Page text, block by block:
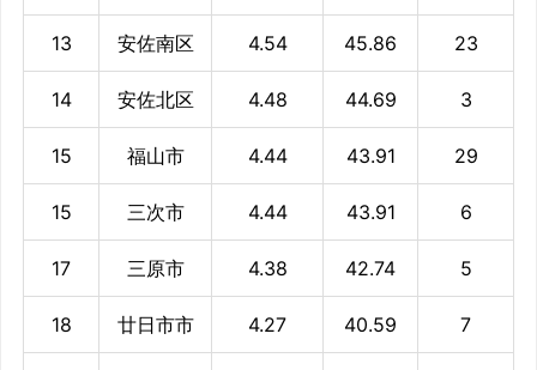
13 安佐南区 4.54 45.86 23
14 安佐北区 4.48 44.69 3
15 福山市 4.44 43.91 29
15 三次市 4.44 43.91 6
17 三原市 4.38 42.74 5
18 廿日市市 4.27 40.59 7